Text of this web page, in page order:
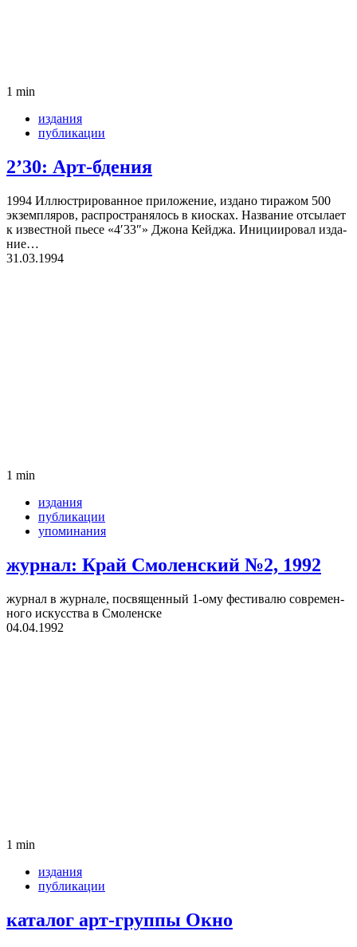
1 min
издания
публикации
2’30: Арт-бдения
1994 Иллю­стри­ро­ван­ное при­ло­же­ние, издано тира­жом 500
экзем­пля­ров, рас­про­стра­ня­лось в киос­ках. Назва­ние отсы­лает
к извест­ной пьесе «4′33″» Джона Кей­джа. Ини­ци­и­ро­вал изда­
ние…
31.03.1994
1 min
издания
публикации
упоминания
жур­нал: Край Смо­лен­ский №2, 1992
жур­нал в жур­нале, посвя­щен­ный 1‑ому фести­валю совре­мен­
ного искус­ства в Смо­лен­ске
04.04.1992
1 min
издания
публикации
ката­лог арт-группы Окно